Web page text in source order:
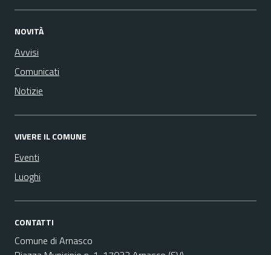
NOVITÀ
Avvisi
Comunicati
Notizie
VIVERE IL COMUNE
Eventi
Luoghi
CONTATTI
Comune di Arnasco